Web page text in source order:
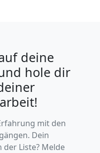
deine
hole dir
mit den
Dein
Liste? Melde